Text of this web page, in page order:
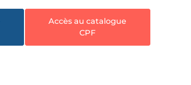
Accès au catalogue
CPF